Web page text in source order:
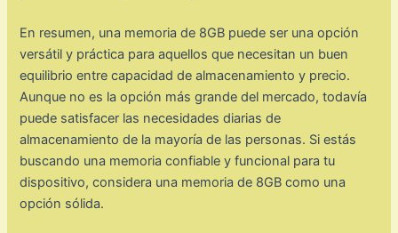
En resumen, una memoria de 8GB puede ser una opción
versátil y práctica para aquellos que necesitan un buen
equilibrio entre capacidad de almacenamiento y precio.
Aunque no es la opción más grande del mercado, todavía
puede satisfacer las necesidades diarias de
almacenamiento de la mayoría de las personas. Si estás
buscando una memoria confiable y funcional para tu
dispositivo, considera una memoria de 8GB como una
opción sólida.